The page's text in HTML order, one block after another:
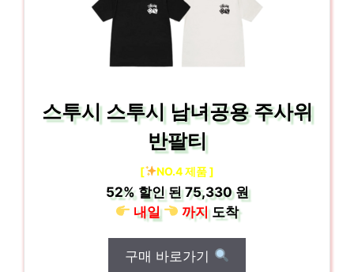
스투시 스투시 남녀공용 주사위
반팔티
[ NO.4 제품 ]
52%할인 된75,330 원
내일
까지도착
구매 바로가기